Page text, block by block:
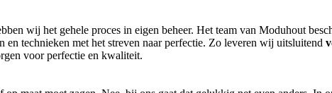
wij het gehele proces in eigen beheer. Het team van Moduhout
technieken met het streven naar perfectie. Zo leveren wij uitsluitend
voor perfectie en kwaliteit.